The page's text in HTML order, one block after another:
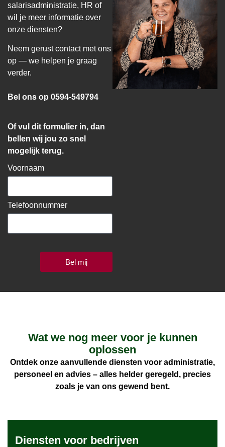
salarisadministratie, HR of
wil je meer informatie over
onze diensten?
Neem gerust contact met ons
op — we helpen je graag
verder.
Bel ons op 0594-549794
Of vul dit formulier in, dan
bellen wij jou zo snel
mogelijk terug.
Voornaam
Telefoonnummer
Bel mij
Wat we nog meer voor je kunnen
oplossen
Ontdek onze aanvullende diensten voor administratie,
personeel en advies – alles helder geregeld, precies
zoals je van ons gewend bent.
Diensten voor bedrijven